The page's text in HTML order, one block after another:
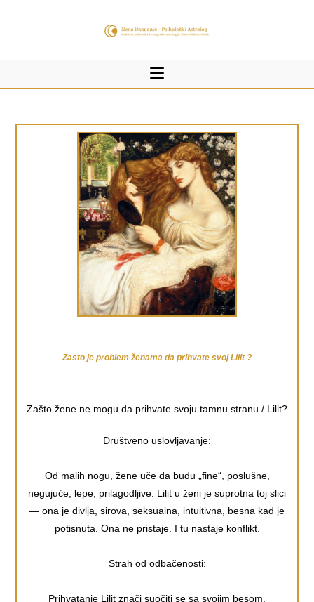
Zasto je problem ženama da prihvate svoj Lilit ?
Zašto žene ne mogu da prihvate svoju tamnu stranu / Lilit?
Društveno uslovljavanje:
Od malih nogu, žene uče da budu „fine“, poslušne,
negujuće, lepe, prilagodljive. Lilit u ženi je suprotna toj slici
— ona je divlja, sirova, seksualna, intuitivna, besna kad je
potisnuta. Ona ne pristaje. I tu nastaje konflikt.
Strah od odbačenosti:
Prihvatanje Lilit znači suočiti se sa svojim besom,